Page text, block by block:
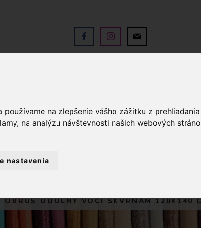
na zlepšenie vášho zážitku z
na analýzu návštevnosti našich webových
nastavenia
OBRUS ODOLNÝ VOČI ŠKVRNÁM 120X140